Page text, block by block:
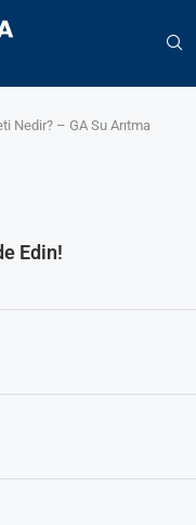
Nedir? – GA Su Arıtma
Edin!